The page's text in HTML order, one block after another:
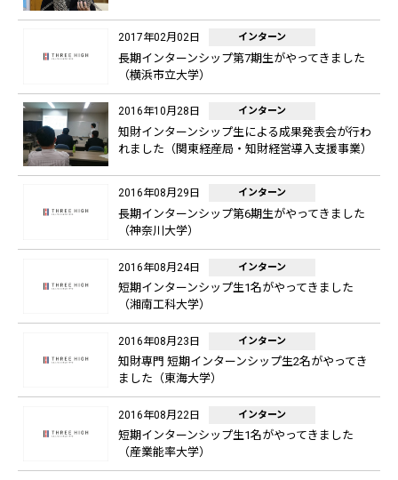
2017年02月02日 インターン
長期インターンシップ第7期生がやってきました
（横浜市立大学）
2016年10月28日 インターン
知財インターンシップ生による成果発表会が行わ
れました（関東経産局・知財経営導入支援事業）
2016年08月29日 インターン
長期インターンシップ第6期生がやってきました
（神奈川大学）
2016年08月24日 インターン
短期インターンシップ生1名がやってきました
（湘南工科大学）
2016年08月23日 インターン
知財専門 短期インターンシップ生2名がやってき
ました（東海大学）
2016年08月22日 インターン
短期インターンシップ生1名がやってきました
（産業能率大学）